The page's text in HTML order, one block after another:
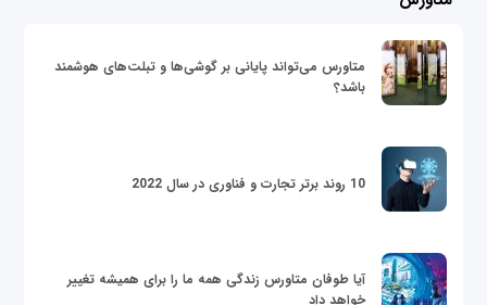
متاورس می‌تواند پایانی بر گوشی‌ها و تبلت‌های هوشمند
باشد؟
10 روند برتر تجارت و فناوری در سال 2022
آیا طوفان متاورس زندگی همه ما را برای همیشه تغییر
خواهد داد